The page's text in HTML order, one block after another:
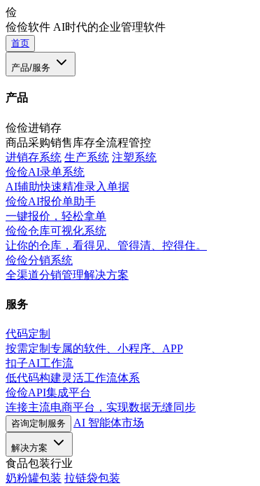
俭
俭俭软件 AI时代的企业管理软件
首页
产品/服务
产品
俭俭进销存
商品采购销售库存全流程管控
进销存系统 生产系统 注塑系统
俭俭AI录单系统
AI辅助快速精准录入单据
俭俭AI报价单助手
一键报价，轻松拿单
俭俭仓库可视化系统
让你的仓库，看得见、管得清、控得住。
俭俭分销系统
全渠道分销管理解决方案
服务
代码定制
按需定制专属的软件、小程序、APP
扣子AI工作流
低代码构建灵活工作流体系
俭俭API集成平台
连接主流电商平台，实现数据无缝同步
咨询定制服务 AI 智能体市场
解决方案
食品包装行业
奶粉罐包装 拉链袋包装